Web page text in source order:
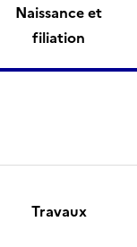
Naissance et
filiation
Travaux